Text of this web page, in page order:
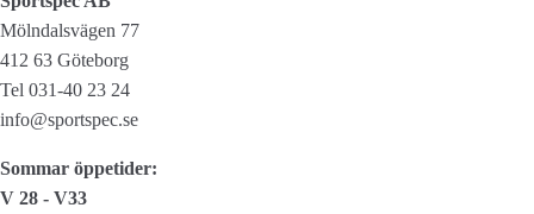
Mölndalsvägen 77
412 63 Göteborg
Tel 031-40 23 24
info@sportspec.se
Sommar öppetider:
V 28 - V33